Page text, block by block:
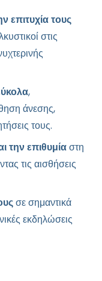
επιτυχία τους
στις
,
άνεσης,
τους.
την επιθυμίαστη
τις αισθήσεις
σε σημαντικά
εκδηλώσεις